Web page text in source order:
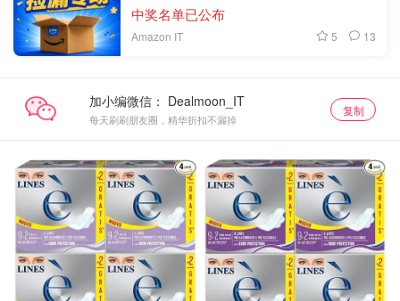
中奖名单已公布
Amazon IT 5 13
加小编微信：
每天刷刷朋友圈，精华折扣不漏掉
复制